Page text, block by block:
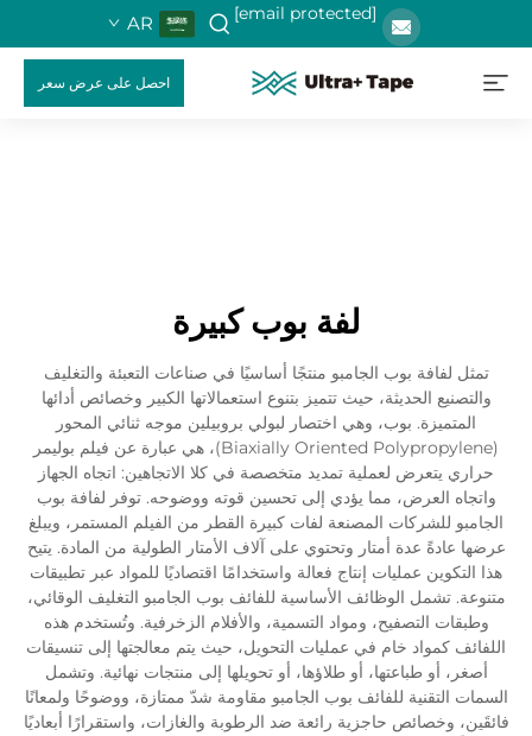
[email protected]
AR
احصل على عرض سعر
لفة بوب كبيرة
تمثل لفافة بوب الجامبو منتجًا أساسيًا في صناعات التعبئة والتغليف
والتصنيع الحديثة، حيث تتميز بتنوع استعمالاتها الكبير وخصائص أدائها
المتميزة. بوب، وهي اختصار لبولي بروبيلين موجه ثنائي المحور
(Biaxially Oriented Polypropylene)، هي عبارة عن فيلم بوليمر
حراري يتعرض لعملية تمديد متخصصة في كلا الاتجاهين: اتجاه الجهاز
واتجاه العرض، مما يؤدي إلى تحسين قوته ووضوحه. توفر لفافة بوب
الجامبو للشركات المصنعة لفات كبيرة القطر من الفيلم المستمر، ويبلغ
عرضها عادةً عدة أمتار وتحتوي على آلاف الأمتار الطولية من المادة. يتيح
هذا التكوين عمليات إنتاج فعالة واستخدامًا اقتصاديًا للمواد عبر تطبيقات
متنوعة. تشمل الوظائف الأساسية للفائف بوب الجامبو التغليف الوقائي،
وطبقات التصفيح، ومواد التسمية، والأفلام الزخرفية. وتُستخدم هذه
اللفائف كمواد خام في عمليات التحويل، حيث يتم معالجتها إلى تنسيقات
أصغر، أو طباعتها، أو طلاؤها، أو تحويلها إلى منتجات نهائية. وتشمل
السمات التقنية للفائف بوب الجامبو مقاومة شدّ ممتازة، ووضوحًا ولمعانًا
فائقَين، وخصائص حاجزية رائعة ضد الرطوبة والغازات، واستقرارًا أبعاديًا